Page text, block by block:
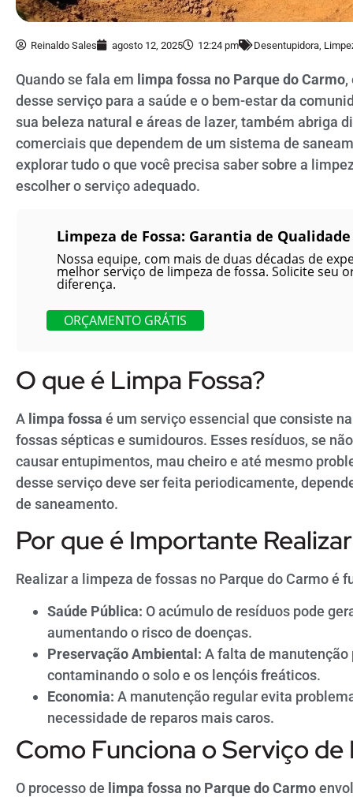
Reinaldo Sales agosto 12, 2025 12:24 pm Desentupidora
Quando se fala em limpa fossa no Parque do Carmo,
desse serviço para a saúde e o bem-estar da
sua beleza natural e áreas de lazer, também abriga
comerciais que dependem de um sistema de
explorar tudo o que você precisa saber sobre a
escolher o serviço adequado.
Limpeza de Fossa: Garantia de
Nossa equipe, com mais de duas décadas de
melhor serviço de limpeza de fossa. Solicite seu
diferença.
ORÇAMENTO GRÁTIS
O que é Limpa Fossa?
A limpa fossa é um serviço essencial que consiste
fossas sépticas e sumidouros. Esses resíduos, se
causar entupimentos, mau cheiro e até mesmo
desse serviço deve ser feita periodicamente,
de saneamento.
Por que é Importante
Realizar a limpeza de fossas no Parque do Carmo é
Saúde Pública: O acúmulo de resíduos pode
aumentando o risco de doenças.
Preservação Ambiental: A falta de
contaminando o solo e os lençóis freáticos.
Economia: A manutenção regular evita
necessidade de reparos mais caros.
Como Funciona o Serviço de
O processo de limpa fossa no Parque do Carmo